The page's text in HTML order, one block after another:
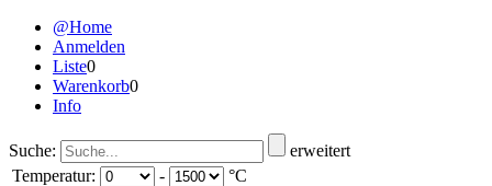
@Home
Anmelden
Liste0
Warenkorb0
Info
Suche:
erweitert
Temperatur:
-
°C